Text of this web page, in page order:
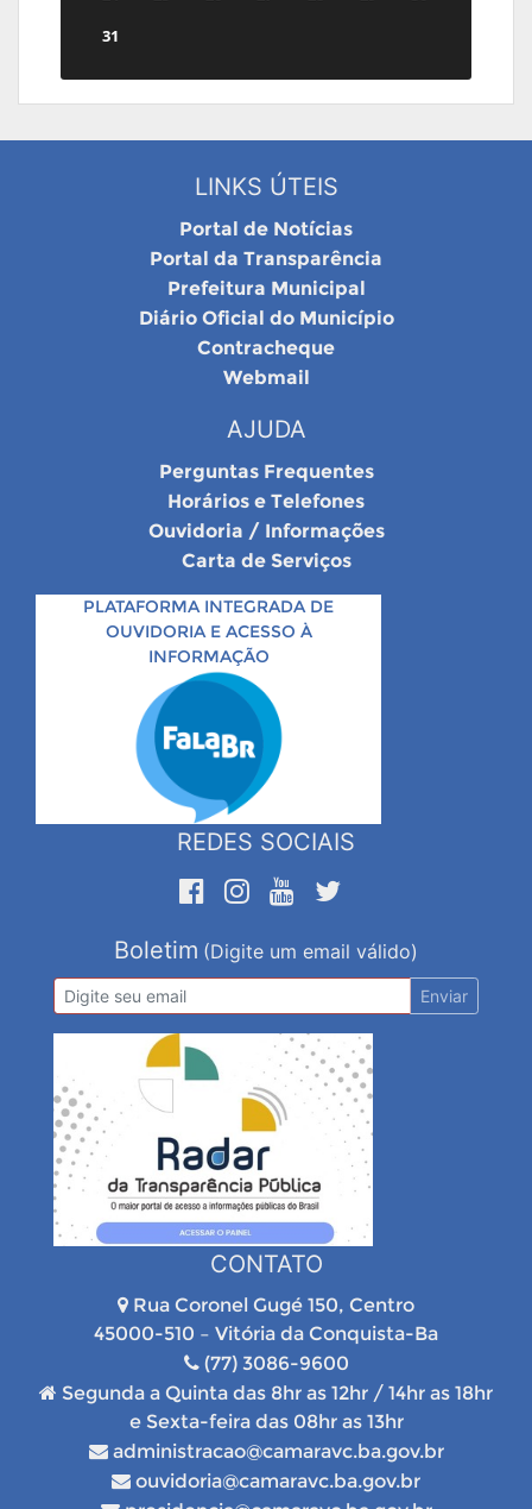
31
LINKS ÚTEIS
Portal de Notícias
Portal da Transparência
Prefeitura Municipal
Diário Oficial do Município
Contracheque
Webmail
AJUDA
Perguntas Frequentes
Horários e Telefones
Ouvidoria / Informações
Carta de Serviços
PLATAFORMA INTEGRADA DE
OUVIDORIA E ACESSO À
INFORMAÇÃO
REDES SOCIAIS
Boletim (Digite um email válido)
Enviar
CONTATO
Rua Coronel Gugé 150, Centro
45000-510 – Vitória da Conquista-Ba
(77) 3086-9600
Segunda a Quinta das 8hr as 12hr / 14hr as 18hr
e Sexta-feira das 08hr as 13hr
administracao@camaravc.ba.gov.br
ouvidoria@camaravc.ba.gov.br